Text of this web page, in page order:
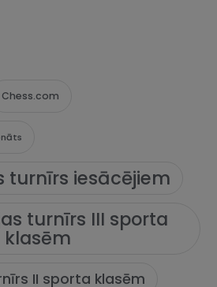
Chess.com
turnīrs iesācējiem
turnīrs III sporta
klasēm
II sporta klasēm